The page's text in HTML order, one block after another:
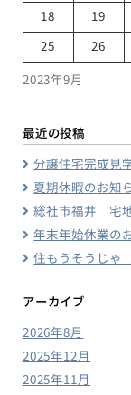
2023年9月
18
19
25
26
最近の投稿
分譲住宅完成見
夏期休暇のお知
総社市福井 宅
年末年始休業の
住もうそうじゃ
アーカイブ
2026年8月
2025年12月
2025年11月